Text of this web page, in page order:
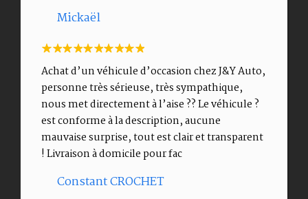
Mickaël
Achat d’un véhicule d’occasion chez J&Y Auto,
personne très sérieuse, très sympathique,
nous met directement à l’aise ?? Le véhicule ?
est conforme à la description, aucune
mauvaise surprise, tout est clair et transparent
! Livraison à domicile pour fac
Constant CROCHET